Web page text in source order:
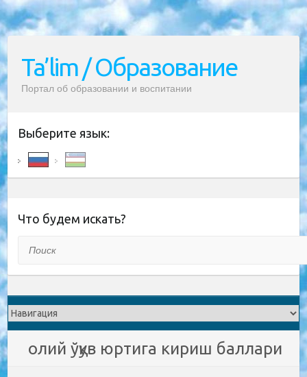
Ta’lim / Образование
Портал об образовании и воспитании
Выберите язык:
Что будем искать?
олий ўқув юртига кириш баллари